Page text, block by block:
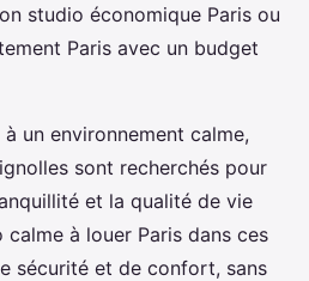
studio économique Paris ou
Paris avec un budget
un environnement calme,
sont recherchés pour
et la qualité de vie
à louer Paris dans ces
sécurité et de confort, sans